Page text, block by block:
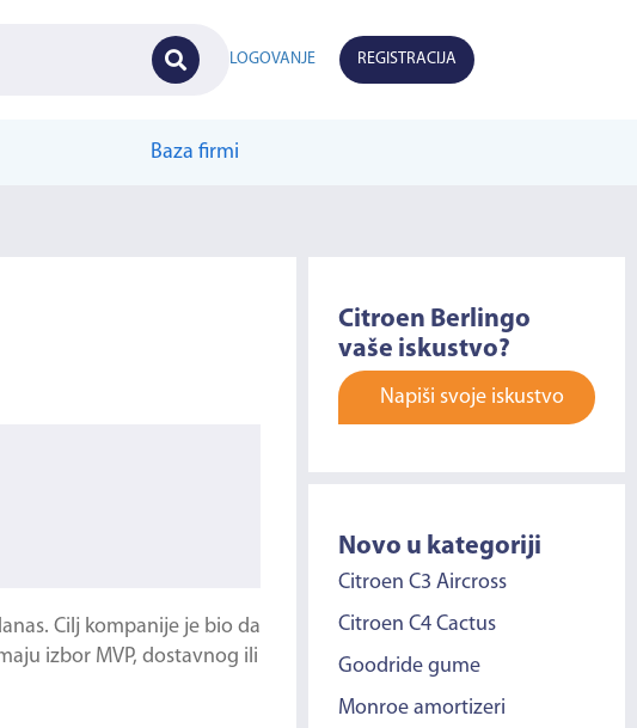
LOGOVANJE REGISTRACIJA
Baza firmi
Cilj kompanije je bio da
izbor MVP, dostavnog ili
Citroen Berlingo
vaše iskustvo?
Napiši svoje iskustvo
Novo u kategoriji
Citroen C3 Aircross
Citroen C4 Cactus
Goodride gume
Monroe amortizeri